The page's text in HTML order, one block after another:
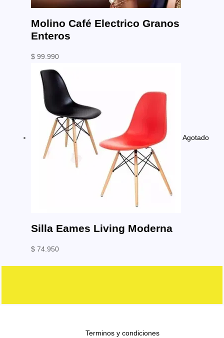
Molino Café Electrico Granos
Enteros
$ 99.990
Agotado
Silla Eames Living Moderna
$ 74.950
Terminos y condiciones